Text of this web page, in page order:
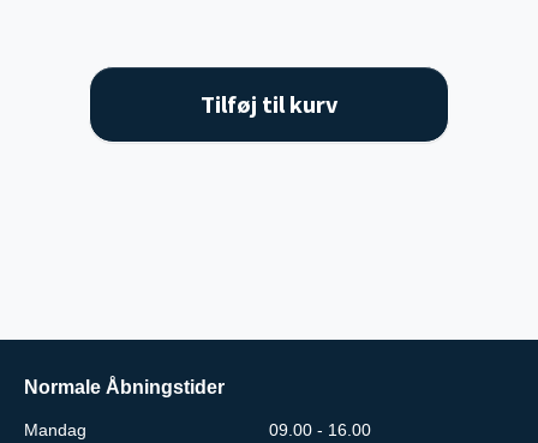
Tilføj til kurv
Normale Åbningstider
Mandag
09.00 - 16.00